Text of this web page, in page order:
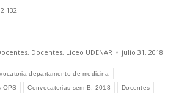
2.132
, Docentes, Liceo UDENAR julio 31, 2018
departamento de medicina
OPS Convocatorias sem B.-2018 Docentes